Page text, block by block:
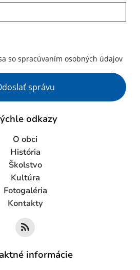
so spracúvaním osobných údajov
správu
odkazy
O obci
História
Školstvo
Kultúra
Fotogaléria
Kontakty
informácie